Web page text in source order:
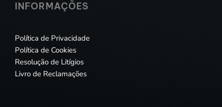
INFORMAÇÕES
Política de Privacidade
Política de Cookies
Resolução de Litígios
Livro de Reclamações